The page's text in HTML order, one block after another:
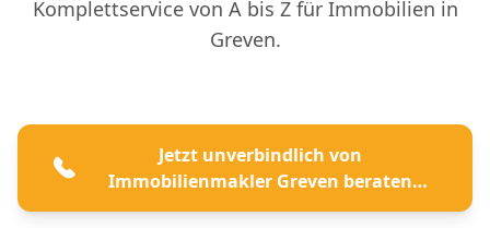
Komplettservice von A bis Z für Immobilien in
Greven.
Jetzt unverbindlich von
Immobilienmakler Greven beraten
lassen